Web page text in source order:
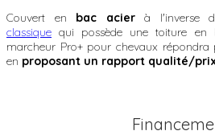
Couvert en bac acier à l'inverse
classique qui possède une toiture en
marcheur Pro+ pour chevaux
en proposant un rapport qualité/